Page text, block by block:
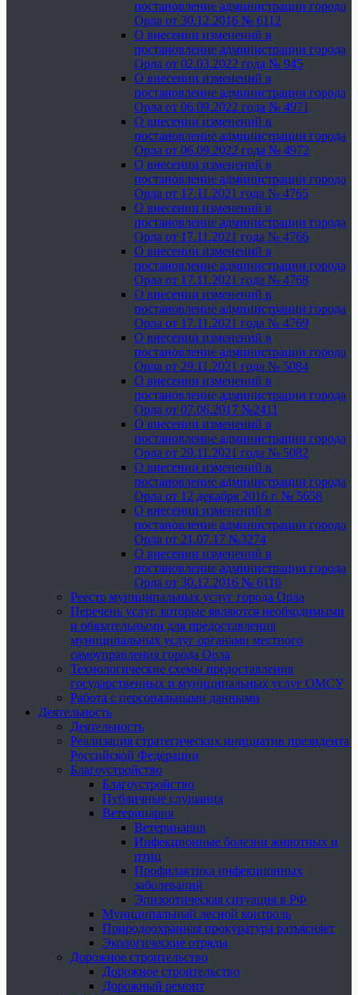
постановление администрации города
Орла от 30.12.2016 № 6112
О внесении изменений в
постановление администрации города
Орла от 02.03.2022 года № 945
О внесении изменений в
постановление администрации города
Орла от 06.09.2022 года № 4971
О внесении изменений в
постановление администрации города
Орла от 06.09.2022 года № 4972
О внесении изменений в
постановление администрации города
Орла от 17.11.2021 года № 4765
О внесении изменений в
постановление администрации города
Орла от 17.11.2021 года № 4766
О внесении изменений в
постановление администрации города
Орла от 17.11.2021 года № 4768
О внесении изменений в
постановление администрации города
Орла от 17.11.2021 года № 4769
О внесении изменений в
постановление администрации города
Орла от 29.11.2021 года № 5084
О внесении изменений в
постановление администрации города
Орла от 07.06.2017 №2411
О внесении изменений в
постановление администрации города
Орла от 29.11.2021 года № 5082
О внесении изменений в
постановление администрации города
Орла от 12 декабря 2016 г. № 5658
О внесении изменений в
постановление администрации города
Орла от 21.07.17 №3274
О внесении изменений в
постановление администрации города
Орла от 30.12.2016 № 6116
Реестр муниципальных услуг города Орла
Перечень услуг, которые являются необходимыми
и обязательными для предоставления
муниципальных услуг органами местного
самоуправления города Орла
Технологические схемы предоставления
государственных и муниципальных услуг ОМСУ
Работа с персональными данными
Деятельность
Деятельность
Реализация стратегических инициатив президента
Российской Федерации
Благоустройство
Благоустройство
Публичные слушания
Ветеринария
Ветеринария
Инфекционные болезни животных и
птиц
Профилактика инфекционных
заболеваний
Эпизоотическая ситуация в РФ
Муниципальный лесной контроль
Природоохранная прокуратура разъясняет
Экологические отряды
Дорожное строительство
Дорожное строительство
Дорожный ремонт